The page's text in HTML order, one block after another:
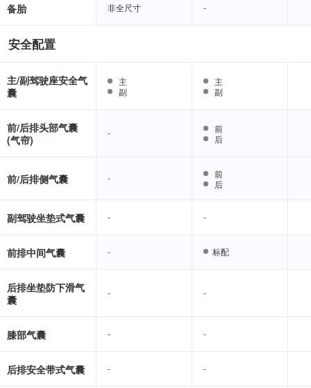
备胎 非全尺寸 -
安全配置
主/副驾驶座安全气
囊
主
副
主
副
前/后排头部气囊
(气帘)
-
前
后
前/后排侧气囊 -
前
后
副驾驶坐垫式气囊 - -
前排中间气囊 - 标配
后排坐垫防下滑气
囊
- -
膝部气囊 - -
后排安全带式气囊 - -
非全尺寸 -
主
副
主
副
-
前
后
-
前
后
- -
- 标配
- -
- -
- -